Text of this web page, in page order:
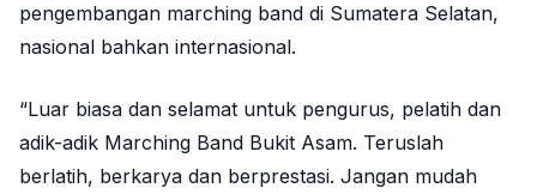
pengembangan marching band di Sumatera Selatan,
nasional bahkan internasional.
“Luar biasa dan selamat untuk pengurus, pelatih dan
adik-adik Marching Band Bukit Asam. Teruslah
berlatih, berkarya dan berprestasi. Jangan mudah